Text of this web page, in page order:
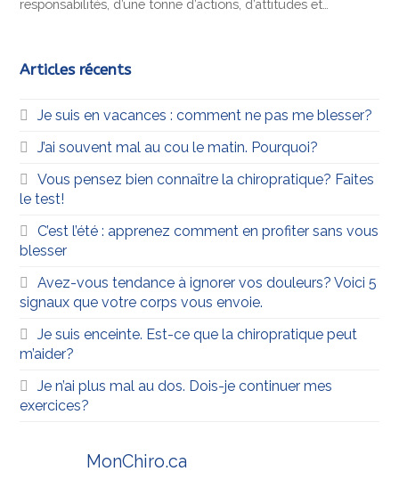
responsabilités, d’une tonne d’actions, d’attitudes et…
Articles récents
Je suis en vacances : comment ne pas me blesser?
J’ai souvent mal au cou le matin. Pourquoi?
Vous pensez bien connaître la chiropratique? Faites
le test!
C’est l’été : apprenez comment en profiter sans vous
blesser
Avez-vous tendance à ignorer vos douleurs? Voici 5
signaux que votre corps vous envoie.
Je suis enceinte. Est-ce que la chiropratique peut
m’aider?
Je n’ai plus mal au dos. Dois-je continuer mes
exercices?
MonChiro.ca